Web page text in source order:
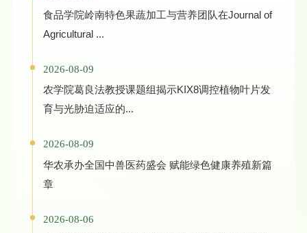
食品学院岭南特色果蔬加工与营养团队在Journal of
Agricultural ...
2026-08-09
农学院葛良法教授课题组揭示KIX8调控植物叶片发
育与光胁迫适应的...
2026-08-09
华农承办全国中兽医药盛会 赋能绿色健康养殖新篇
章
2026-08-06